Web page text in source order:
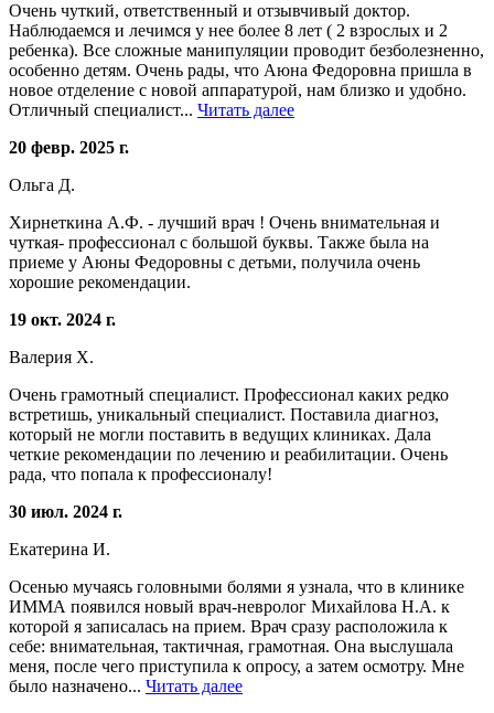
Очень чуткий, ответственный и отзывчивый доктор.
Наблюдаемся и лечимся у нее более 8 лет ( 2 взрослых и 2
ребенка). Все сложные манипуляции проводит безболезненно,
особенно детям. Очень рады, что Аюна Федоровна пришла в
новое отделение с новой аппаратурой, нам близко и удобно.
Отличный специалист... Читать далее
20 февр. 2025 г.
Ольга Д.
Хирнеткина А.Ф. - лучший врач ! Очень внимательная и
чуткая- профессионал с большой буквы. Также была на
приеме у Аюны Федоровны с детьми, получила очень
хорошие рекомендации.
19 окт. 2024 г.
Валерия Х.
Очень грамотный специалист. Профессионал каких редко
встретишь, уникальный специалист. Поставила диагноз,
который не могли поставить в ведущих клиниках. Дала
четкие рекомендации по лечению и реабилитации. Очень
рада, что попала к профессионалу!
30 июл. 2024 г.
Екатерина И.
Осенью мучаясь головными болями я узнала, что в клинике
ИММА появился новый врач-невролог Михайлова Н.А. к
которой я записалась на прием. Врач сразу расположила к
себе: внимательная, тактичная, грамотная. Она выслушала
меня, после чего приступила к опросу, а затем осмотру. Мне
было назначено... Читать далее